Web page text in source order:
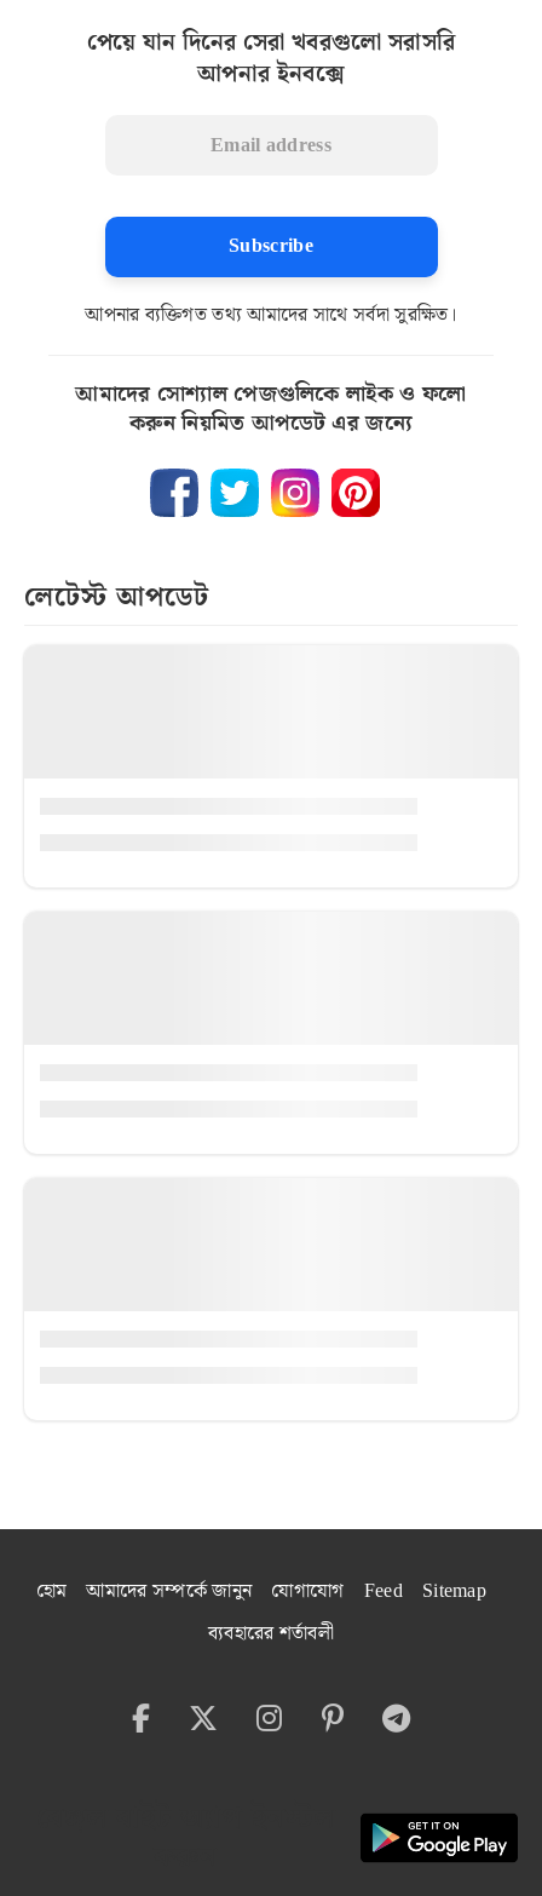
পেয়ে যান দিনের সেরা খবরগুলো সরাসরি
আপনার ইনবক্সে
Subscribe
আপনার ব্যক্তিগত তথ্য আমাদের সাথে সর্বদা সুরক্ষিত।
আমাদের সোশ্যাল পেজগুলিকে লাইক ও ফলো
করুন নিয়মিত আপডেট এর জন্যে
লেটেস্ট আপডেট
হোম আমাদের সম্পর্কে জানুন যোগাযোগ Feed
Sitemap
ব্যবহারের শর্তাবলী